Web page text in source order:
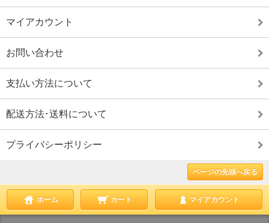
マイアカウント
お問い合わせ
支払い方法について
配送方法･送料について
プライバシーポリシー
ページの先頭へ戻る
ホーム カート マイアカウント